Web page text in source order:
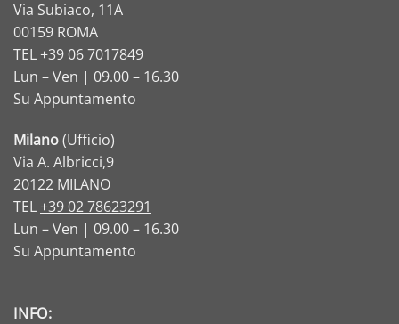
Via Subiaco, 11A
00159 ROMA
TEL+39 06 7017849
Lun – Ven | 09.00 – 16.30
Su Appuntamento
Milano(Ufficio)
Via A. Albricci,9
20122 MILANO
TEL+39 02 78623291
Lun – Ven | 09.00 – 16.30
Su Appuntamento
INFO: